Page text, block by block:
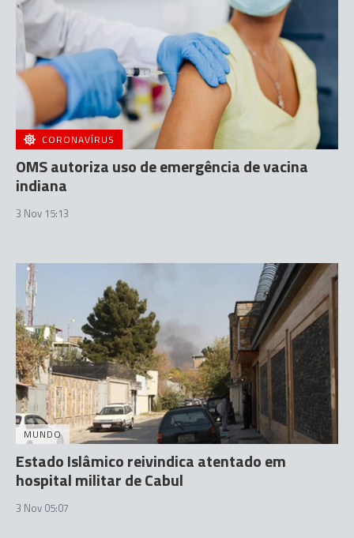
CORONAVÍRUS
OMS autoriza uso de emergência de vacina
indiana
3 Nov 15:13
MUNDO
Estado Islâmico reivindica atentado em
hospital militar de Cabul
3 Nov 05:07